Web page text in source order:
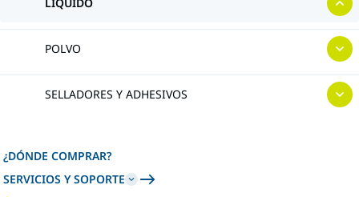
POLVO
SELLADORES Y ADHESIVOS
¿DÓNDE COMPRAR?
SERVICIOS Y SOPORTE